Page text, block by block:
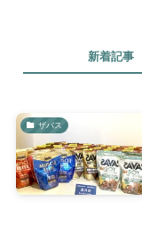
新着記事
ザバス